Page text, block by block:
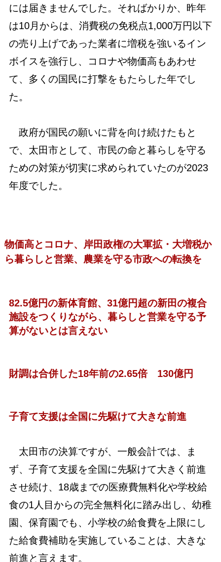
には届きませんでした。そればかりか、昨年
は10月からは、消費税の免税点1,000万円以下
の売り上げであった業者に増税を強いるイン
ボイスを強行し、コロナや物価高もあわせ
て、多くの国民に打撃をもたらした年でし
た。
政府が国民の願いに背を向け続けたもと
で、太田市として、市民の命と暮らしを守る
ための対策が切実に求められていたのが2023
年度でした。
物価高とコロナ、岸田政権の大軍拡・大増税か
ら暮らしと営業、農業を守る市政への転換を
82.5億円の新体育館、31億円超の新田の複合
施設をつくりながら、暮らしと営業を守る予
算がないとは言えない
財調は合併した18年前の2.65倍 130億円
子育て支援は全国に先駆けて大きな前進
太田市の決算ですが、一般会計では、ま
ず、子育て支援を全国に先駆けて大きく前進
させ続け、18歳までの医療費無料化や学校給
食の1人目からの完全無料化に踏み出し、幼稚
園、保育園でも、小学校の給食費を上限にし
た給食費補助を実施していることは、大きな
前進と言えます。